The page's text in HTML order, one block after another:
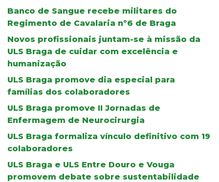
Banco de Sangue recebe militares do
Regimento de Cavalaria nº6 de Braga
Novos profissionais juntam-se à missão da
ULS Braga de cuidar com excelência e
humanização
ULS Braga promove dia especial para
famílias dos colaboradores
ULS Braga promove II Jornadas de
Enfermagem de Neurocirurgia
ULS Braga formaliza vínculo definitivo com 19
colaboradores
ULS Braga e ULS Entre Douro e Vouga
promovem debate sobre sustentabilidade